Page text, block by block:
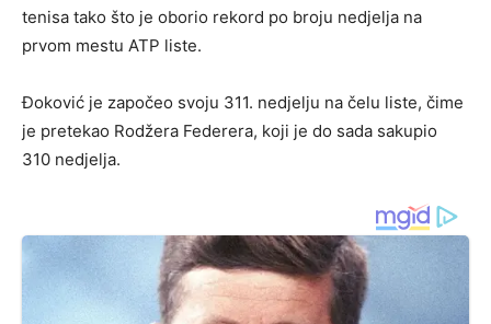
tenisa tako što je oborio rekord po broju nedjelja na
prvom mestu ATP liste.
Đoković je započeo svoju 311. nedjelju na čelu liste, čime
je pretekao Rodžera Federera, koji je do sada sakupio
310 nedjelja.